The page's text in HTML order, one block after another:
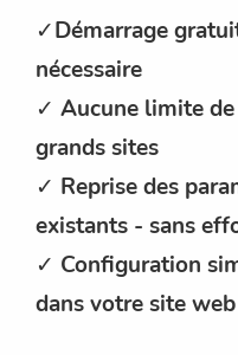
✓Démarrage
nécessaire
✓ Aucune limite
grands sites
✓ Reprise des
existants - sans
✓ Configuration
dans votre site